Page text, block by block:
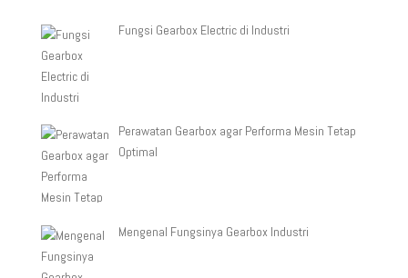
Fungsi Gearbox Electric di Industri
Perawatan Gearbox agar Performa Mesin Tetap
Optimal
Mengenal Fungsinya Gearbox Industri